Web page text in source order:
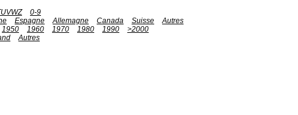
0-9
Espagne Allemagne Canada Suisse
Autres
1950 1960 1970 1980 1990
>2000
Autres